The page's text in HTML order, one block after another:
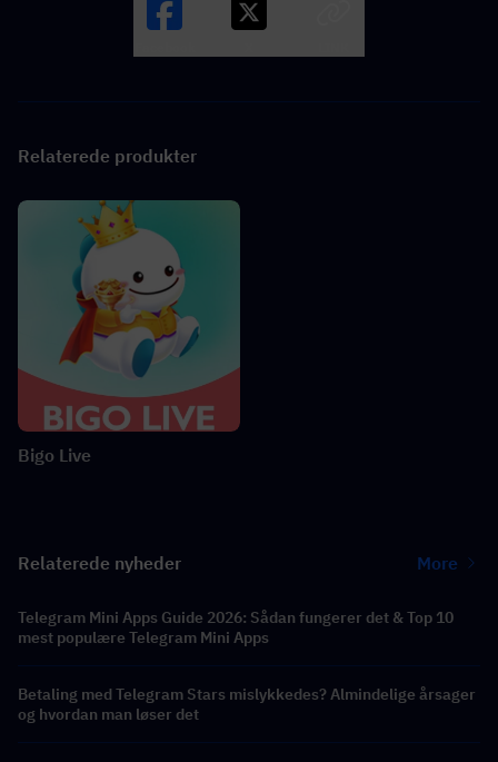
Relaterede produkter
Bigo Live
Relaterede nyheder More
Telegram Mini Apps Guide 2026: Sådan fungerer det & Top 10
mest populære Telegram Mini Apps
Betaling med Telegram Stars mislykkedes? Almindelige årsager
og hvordan man løser det